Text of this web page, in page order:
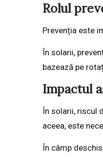
Rolul
Prevenția este
În solarii,
bazează pe
Impactul
În solarii, riscul
aceea, este
În câmp